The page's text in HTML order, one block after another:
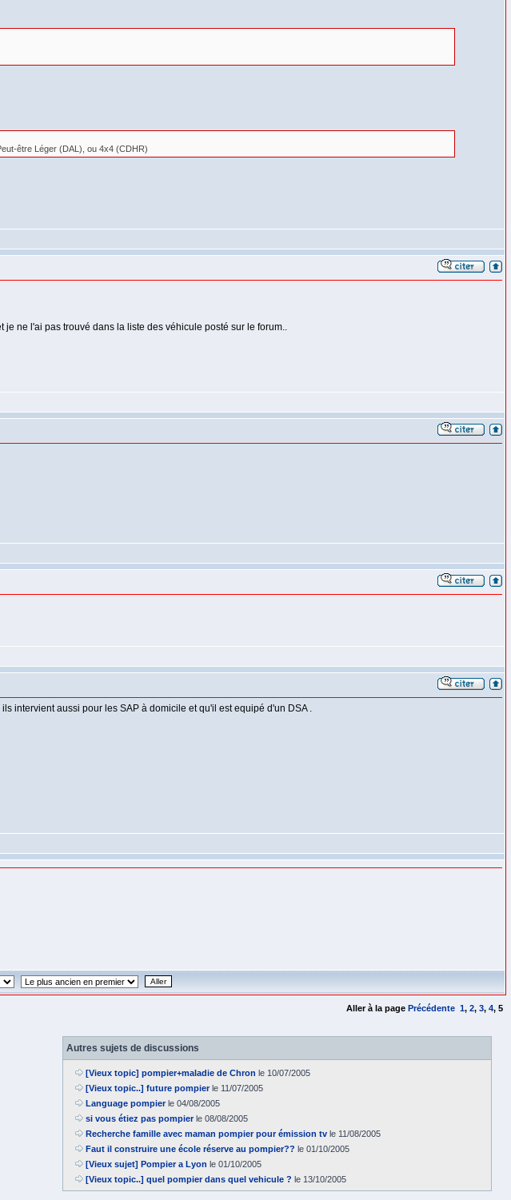
être Léger (DAL), ou 4x4 (CDHR)
ne l'ai pas trouvé dans la liste des véhicule posté sur le forum..
intervient aussi pour les SAP à domicile et qu'il est equipé d'un DSA .
Aller à la page Précédente 1, 2, 3, 4, 5
Autres sujets de discussions
[Vieux topic] pompier+maladie de Chron le 10/07/2005
[Vieux topic..] future pompierle 11/07/2005
Language pompierle 04/08/2005
si vous étiez pas pompierle 08/08/2005
Recherche famille avec maman pompier pour émission tv le 11/08/2005
Faut il construire une école réserve au pompier?? le 01/10/2005
[Vieux sujet] Pompier a Lyon le 01/10/2005
[Vieux topic..] quel pompier dans quel vehicule ? le 13/10/2005